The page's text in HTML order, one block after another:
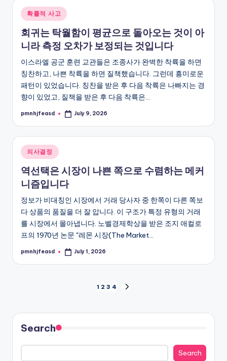
Posted
in
확률적 사고
회귀는 탁월함이 평균으로 돌아오는 것이 아
니라 측정 오차가 보정되는 것입니다
이스라엘 공군 훈련 교관들은 조종사가 완벽한 착륙을 하면
칭찬하고, 나쁜 착륙을 하면 질책했습니다. 그런데 흥미로운
패턴이 있었습니다. 칭찬을 받은 후 다음 착륙은 나빠지는 경
향이 있었고, 질책을 받은 후 다음 착륙은…
Posted
pmnhjfeasd July 9, 2026
Posted
in
의사결정
역선택은 시장이 나쁜 쪽으로 수렴하는 메커
니즘입니다
정보가 비대칭인 시장에서 거래 당사자 중 한쪽이 다른 쪽보
다 상품의 품질을 더 잘 압니다. 이 구조가 특정 유형의 거래
를 시장에서 몰아냅니다. 노벨경제학상을 받은 조지 애컬로
프의 1970년 논문 "레몬 시장(The Market…
Posted
pmnhjfeasd July 1, 2026
pagination
1 2 3 4
Search
Search